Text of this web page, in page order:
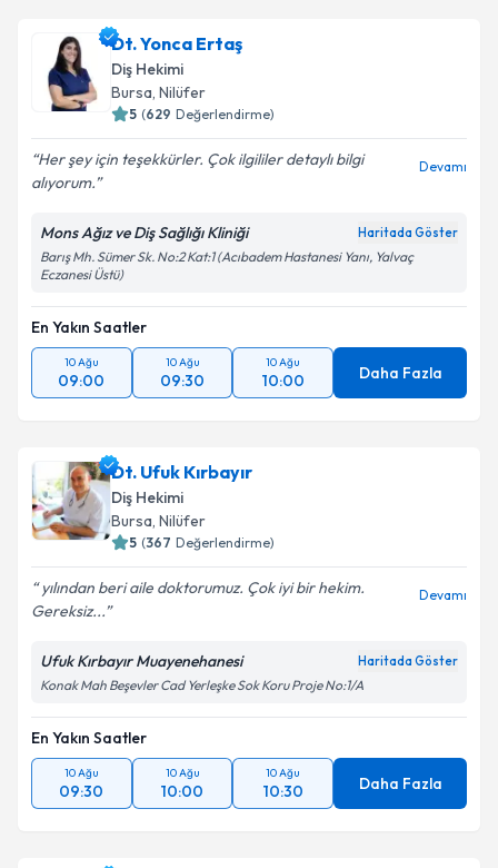
takvim hazırlandığında e-posta ile bilgilendireceğiz.
E-posta Adresiniz
kapsamda işlenmesini kabul ediyorum.
Takvim Talebini Gönder
Dt. Yonca Ertaş
Diş Hekimi
Bursa, Nilüfer
5 (629 Değerlendirme)
Her şey için teşekkürler. Çok ilgililer detaylı bilgi
alıyorum.
Devamı
Mons Ağız ve Diş Sağlığı Kliniği Haritada Göster
Barış Mh. Sümer Sk. No:2 Kat:1 (Acıbadem Hastanesi Yanı, Yalvaç
Eczanesi Üstü)
En Yakın Saatler
10 Ağu
09:00
10 Ağu
09:30
10 Ağu
10:00 Daha Fazla
Dt. Ufuk Kırbayır
Diş Hekimi
Bursa, Nilüfer
5 (367 Değerlendirme)
yılından beri aile doktorumuz. Çok iyi bir hekim.
Gereksiz...
Devamı
Ufuk Kırbayır Muayenehanesi Haritada Göster
Konak Mah Beşevler Cad Yerleşke Sok Koru Proje No:1/A
En Yakın Saatler
10 Ağu
09:30
10 Ağu
10:00
10 Ağu
10:30 Daha Fazla